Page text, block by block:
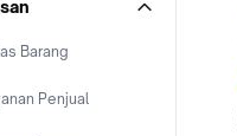
Barang
Penjual